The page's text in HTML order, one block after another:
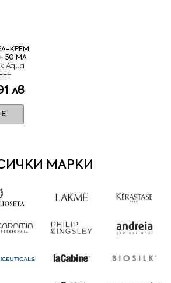
КРЕМ
50 МЛ
Aqua
лв
МАРКИ